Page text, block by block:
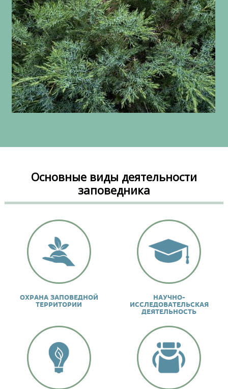
Основные виды деятельности
заповедника
ОХРАНА ЗАПОВЕДНОЙ
ТЕРРИТОРИИ
НАУЧНО-
ИССЛЕДОВАТЕЛЬСКАЯ
ДЕЯТЕЛЬНОСТЬ